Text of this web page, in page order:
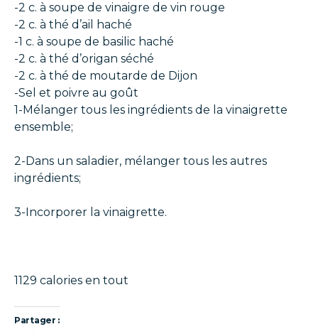
-2 c. à soupe de vinaigre de vin rouge
-2 c. à thé d’ail haché
-1 c. à soupe de basilic haché
-2 c. à thé d’origan séché
-2 c. à thé de moutarde de Dijon
-Sel et poivre au goût
1-Mélanger tous les ingrédients de la vinaigrette
ensemble;
2-Dans un saladier, mélanger tous les autres
ingrédients;
3-Incorporer la vinaigrette.
1129 calories en tout
Partager :